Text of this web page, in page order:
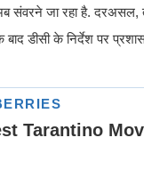
जा रहा है. दरअसल,
डीसी के निर्देश पर